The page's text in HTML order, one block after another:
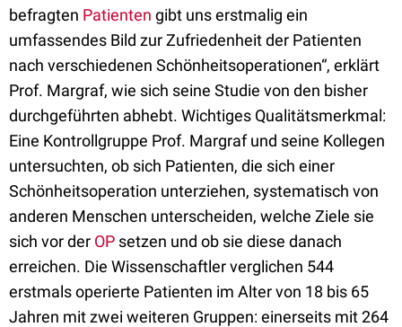
befragten Patienten gibt uns erstmalig ein
umfassendes Bild zur Zufriedenheit der Patienten
nach verschiedenen Schönheitsoperationen“, erklärt
Prof. Margraf, wie sich seine Studie von den bisher
durchgeführten abhebt. Wichtiges Qualitätsmerkmal:
Eine Kontrollgruppe Prof. Margraf und seine Kollegen
untersuchten, ob sich Patienten, die sich einer
Schönheitsoperation unterziehen, systematisch von
anderen Menschen unterscheiden, welche Ziele sie
sich vor der OP setzen und ob sie diese danach
erreichen. Die Wissenschaftler verglichen 544
erstmals operierte Patienten im Alter von 18 bis 65
Jahren mit zwei weiteren Gruppen: einerseits mit 264